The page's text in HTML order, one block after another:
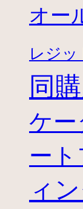
オー
レジッ
同
ケー
ー
ィ